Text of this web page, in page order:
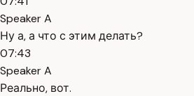
Speaker A
Ну а, а что с этим делать?
07:43
Speaker A
Реально, вот.